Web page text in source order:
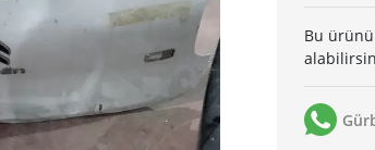
Bu ürünü